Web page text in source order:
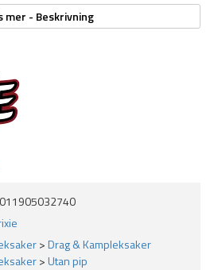
mer - Beskrivning
>Drag & Kampleksaker
>Utan pip